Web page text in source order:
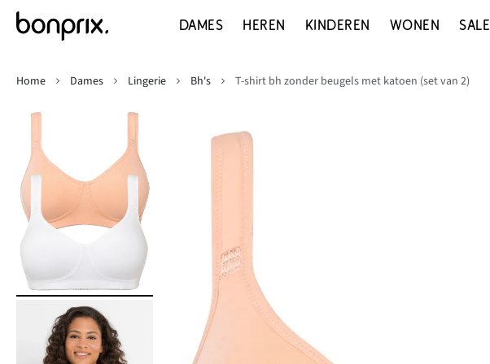
DAMES HEREN KINDEREN WONEN SALE
Home
Dames Lingerie Bh's T-shirt bh zonder beugels met katoen (set van 2)